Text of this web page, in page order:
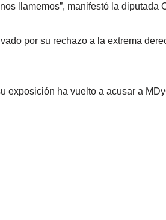
llamemos”, manifestó la diputada
por su rechazo a la extrema
exposición ha vuelto a acusar a